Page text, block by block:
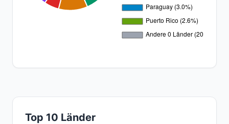
Top 10 Länder